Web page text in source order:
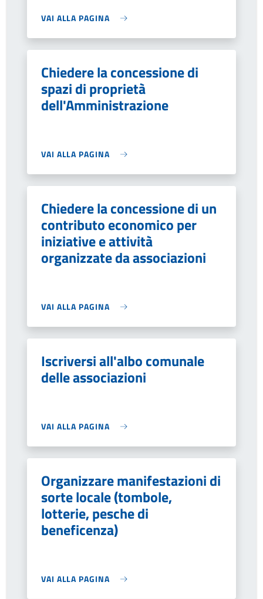
VAI ALLA PAGINA
Chiedere la concessione di
spazi di proprietà
dell'Amministrazione
VAI ALLA PAGINA
Chiedere la concessione di un
contributo economico per
iniziative e attività
organizzate da associazioni
VAI ALLA PAGINA
Iscriversi all'albo comunale
delle associazioni
VAI ALLA PAGINA
Organizzare manifestazioni di
sorte locale (tombole,
lotterie, pesche di
beneficenza)
VAI ALLA PAGINA